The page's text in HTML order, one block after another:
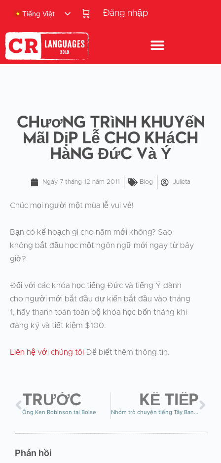
Đăng nhập
Tiếng Việt
Chương trình khuyến
mãi dịp lễ cho khách
hàng Đức và Ý
Ngày 7 tháng 12 năm 2011 Blog Julieta
Chúc mọi người một mùa lễ vui vẻ!
Bạn có kế hoạch gì cho năm mới không? Sao
không bắt đầu học một ngôn ngữ mới ngay từ bây
giờ?
Đối với các khóa học tiếng Đức và tiếng Ý dành
cho người mới bắt đầu dự kiến bắt đầu vào tháng
1, hãy thanh toán toàn bộ khóa học bốn tháng khi
đăng ký và tiết kiệm $100.
Liên hệ với chúng tôi Để biết thêm thông tin.
TRƯỚC
Ông Ken Robinson tại Boise
KẾ TIẾP
Nhóm trò chuyện tiếng Tây Ban Nha – Boise
Phản hồi